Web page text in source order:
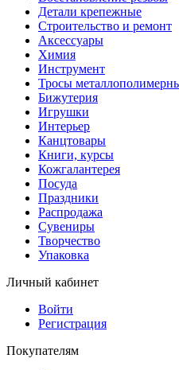
Детали крепежные
Строительство и ремонт
Аксессуары
Химия
Инструмент
Тросы
Бижутерия
Игрушки
Интерьер
Канцтовары
Книги, курсы
Кожгалантерея
Посуда
Праздники
Распродажа
Сувениры
Творчество
Упаковка
Личный кабинет
Войти
Регистрация
Покупателям